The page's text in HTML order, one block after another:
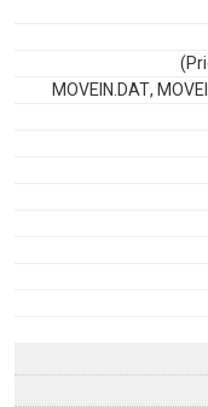
)
MOVEIN.DAT,